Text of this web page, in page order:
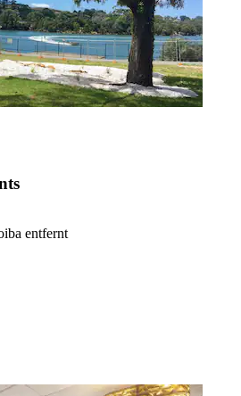
entfernt